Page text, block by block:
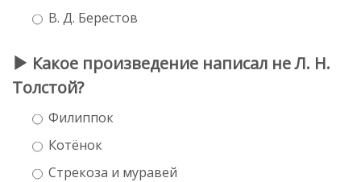
В. Д. Берестов
Какое произведение написал не Л. Н.
Толстой?
Филиппок
Котёнок
Стрекоза и муравей